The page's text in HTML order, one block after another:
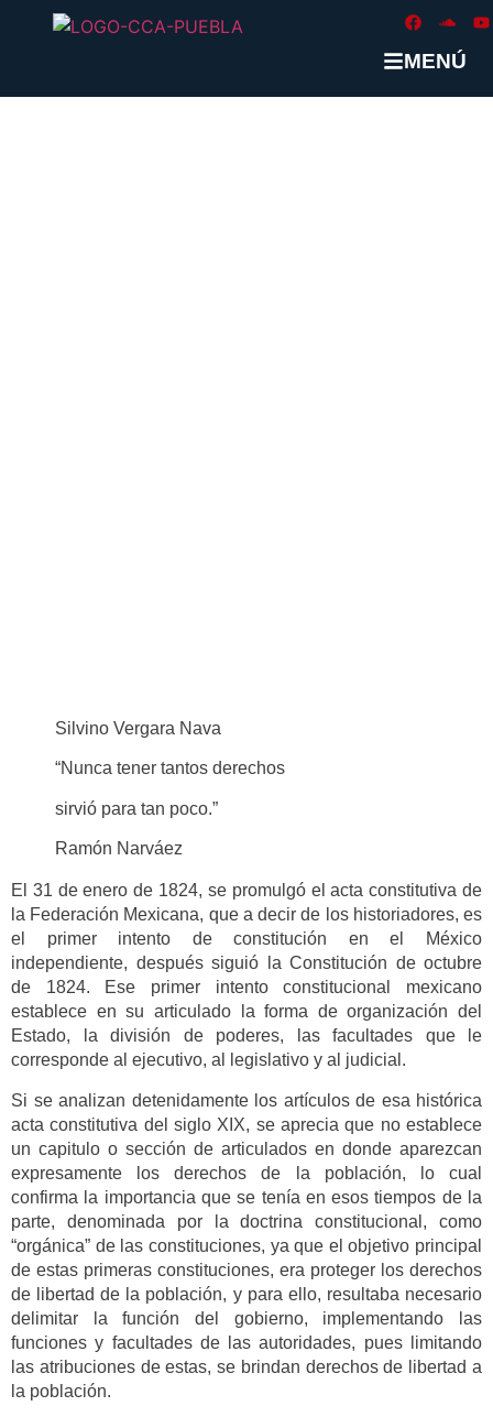
MENÚ
Silvino Vergara Nava
“Nunca tener tantos derechos
sirvió para tan poco.”
Ramón Narváez
El 31 de enero de 1824, se promulgó el acta constitutiva de
la Federación Mexicana, que a decir de los historiadores, es
el primer intento de constitución en el México
independiente, después siguió la Constitución de octubre
de 1824. Ese primer intento constitucional mexicano
establece en su articulado la forma de organización del
Estado, la división de poderes, las facultades que le
corresponde al ejecutivo, al legislativo y al judicial.
Si se analizan detenidamente los artículos de esa histórica
acta constitutiva del siglo XIX, se aprecia que no establece
un capitulo o sección de articulados en donde aparezcan
expresamente los derechos de la población, lo cual
confirma la importancia que se tenía en esos tiempos de la
parte, denominada por la doctrina constitucional, como
“orgánica” de las constituciones, ya que el objetivo principal
de estas primeras constituciones, era proteger los derechos
de libertad de la población, y para ello, resultaba necesario
delimitar la función del gobierno, implementando las
funciones y facultades de las autoridades, pues limitando
las atribuciones de estas, se brindan derechos de libertad a
la población.